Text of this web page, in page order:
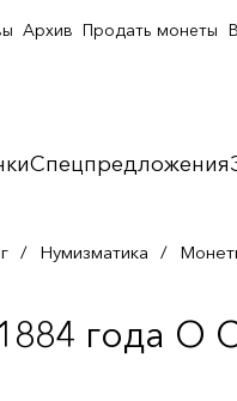
Спецпредложения
Архив Продать монеты
/ Нумизматика /
года О